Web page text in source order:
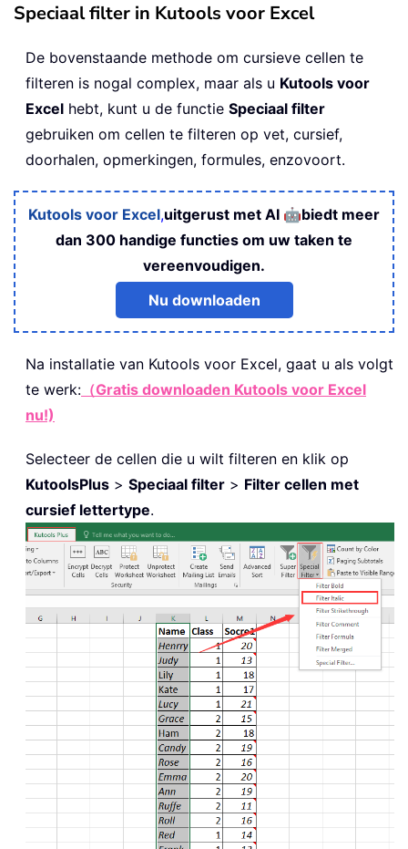
Speciaal filter in Kutools voor Excel
De bovenstaande methode om cursieve cellen te
filteren is nogal complex, maar als u Kutools voor
Excel hebt, kunt u de functie Speciaal filter
gebruiken om cellen te filteren op vet, cursief,
doorhalen, opmerkingen, formules, enzovoort.
Kutools voor Excel,uitgerust met AI 🤖biedt meer
dan 300 handige functies om uw taken te
vereenvoudigen.
Nu downloaden
Na installatie van Kutools voor Excel, gaat u als volgt
te werk: （Gratis downloaden Kutools voor Excel
nu!)
Selecteer de cellen die u wilt filteren en klik op
KutoolsPlus > Speciaal filter > Filter cellen met
cursief lettertype.